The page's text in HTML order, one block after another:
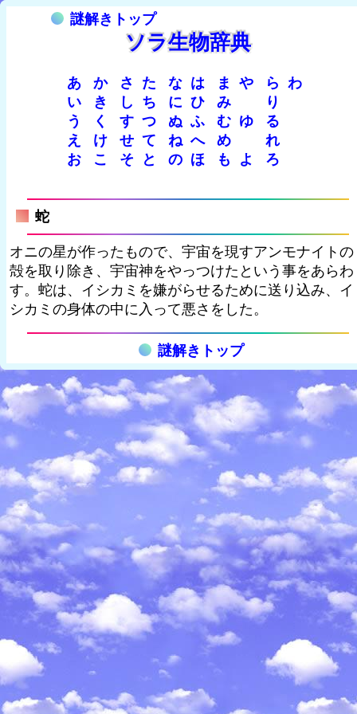
謎解きトップ
ソラ生物辞典
あ か さ た な は ま や ら わ
い
き し ち に ひ み
り
う
く す つ ぬ ふ む ゆ
る
え
け せ て ね へ め
れ
お
こ そ と の ほ も よ ろ
蛇
オニの星が作ったもので、宇宙を現すアンモナイトの
殻を取り除き、宇宙神をやっつけたという事をあらわ
す。蛇は、イシカミを嫌がらせるために送り込み、イ
シカミの身体の中に入って悪さをした。
謎解きトップ